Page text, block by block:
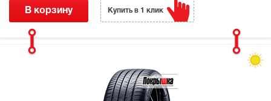
В корзину Купить в 1 клик